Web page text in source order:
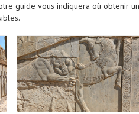
guide vous indiquera où obtenir